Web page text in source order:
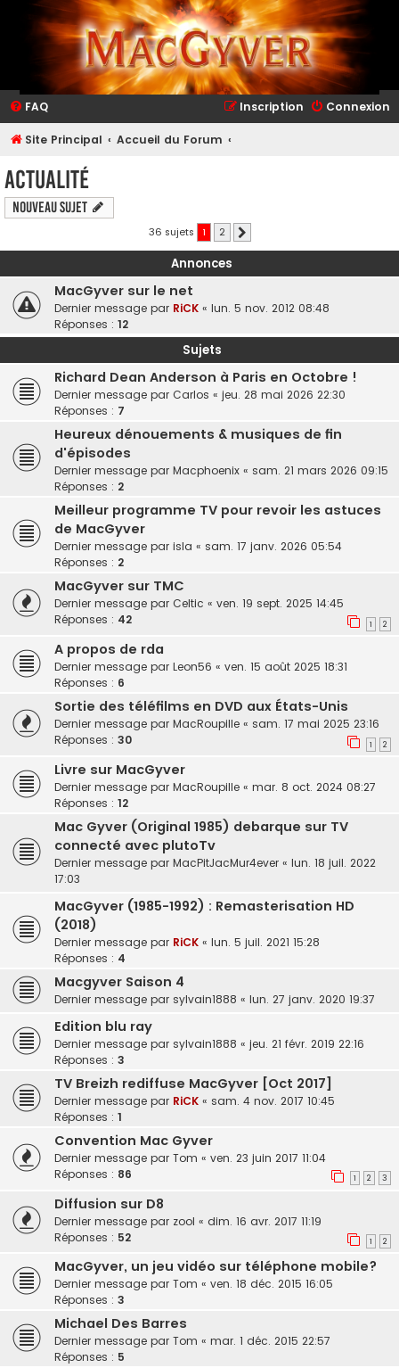
FAQ Connexion
Inscription
Site Principal Accueil du Forum
Actualité
Nouveau sujet
36 sujets 1 2
Annonces
MacGyver sur le net
Dernier message par RiCK « lun. 5 nov. 2012 08:48
Réponses : 12
Sujets
Richard Dean Anderson à Paris en Octobre !
Dernier message par Carlos « jeu. 28 mai 2026 22:30
Réponses : 7
Heureux dénouements & musiques de fin
d'épisodes
Dernier message par Macphoenix « sam. 21 mars 2026 09:15
Réponses : 2
Meilleur programme TV pour revoir les astuces
de MacGyver
Dernier message par isla « sam. 17 janv. 2026 05:54
Réponses : 2
MacGyver sur TMC
Dernier message par Celtic « ven. 19 sept. 2025 14:45
Réponses : 42 1 2
A propos de rda
Dernier message par Leon56 « ven. 15 août 2025 18:31
Réponses : 6
Sortie des téléfilms en DVD aux États-Unis
Dernier message par MacRoupille « sam. 17 mai 2025 23:16
Réponses : 30 1 2
Livre sur MacGyver
Dernier message par MacRoupille « mar. 8 oct. 2024 08:27
Réponses : 12
Mac Gyver (Original 1985) debarque sur TV
connecté avec plutoTv
Dernier message par MacPitJacMur4ever « lun. 18 juil. 2022
17:03
MacGyver (1985-1992) : Remasterisation HD
(2018)
Dernier message par RiCK « lun. 5 juil. 2021 15:28
Réponses : 4
Macgyver Saison 4
Dernier message par sylvain1888 « lun. 27 janv. 2020 19:37
Edition blu ray
Dernier message par sylvain1888 « jeu. 21 févr. 2019 22:16
Réponses : 3
TV Breizh rediffuse MacGyver [Oct 2017]
Dernier message par RiCK « sam. 4 nov. 2017 10:45
Réponses : 1
Convention Mac Gyver
Dernier message par Tom « ven. 23 juin 2017 11:04
Réponses : 86 1 2 3
Diffusion sur D8
Dernier message par zool « dim. 16 avr. 2017 11:19
Réponses : 52 1 2
MacGyver, un jeu vidéo sur téléphone mobile?
Dernier message par Tom « ven. 18 déc. 2015 16:05
Réponses : 3
Michael Des Barres
Dernier message par Tom « mar. 1 déc. 2015 22:57
Réponses : 5